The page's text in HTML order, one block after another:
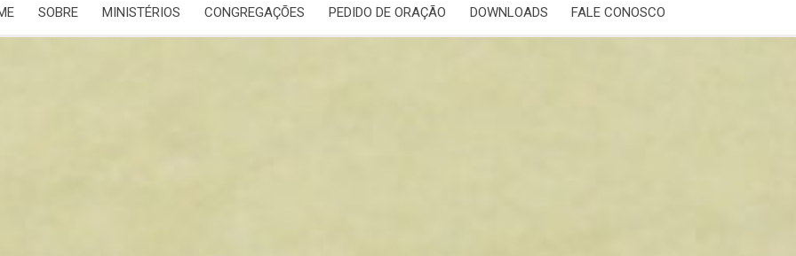
SOBRE MINISTÉRIOS CONGREGAÇÕES PEDIDO DE ORAÇÃO DOWNLOADS FALE CONOSCO